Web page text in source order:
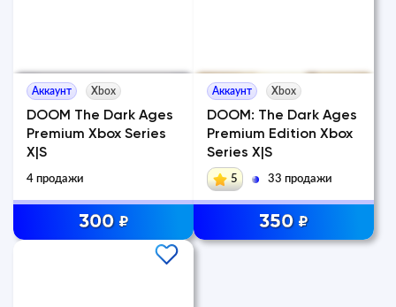
Аккаунт Xbox
DOOM The Dark Ages
Premium Xbox Series
X|S
4 продажи
300 ₽
Аккаунт Xbox
DOOM: The Dark Ages
Premium Edition Xbox
Series X|S
5 33 продажи
350 ₽